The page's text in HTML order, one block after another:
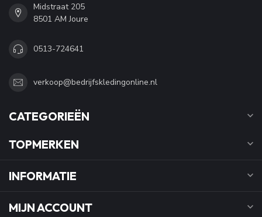
Midstraat 205
8501 AM Joure
0513-724641
verkoop@bedrijfskledingonline.nl
CATEGORIEËN
TOPMERKEN
INFORMATIE
MIJN ACCOUNT